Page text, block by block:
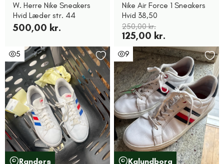
W. Herre Nike Sneakers
Hvid Læder str. 44
500,00 kr.
Nike Air Force 1 Sneakers
Hvid 38,50
250,00 kr.
125,00 kr.
5
Randers
9
Kalundborg